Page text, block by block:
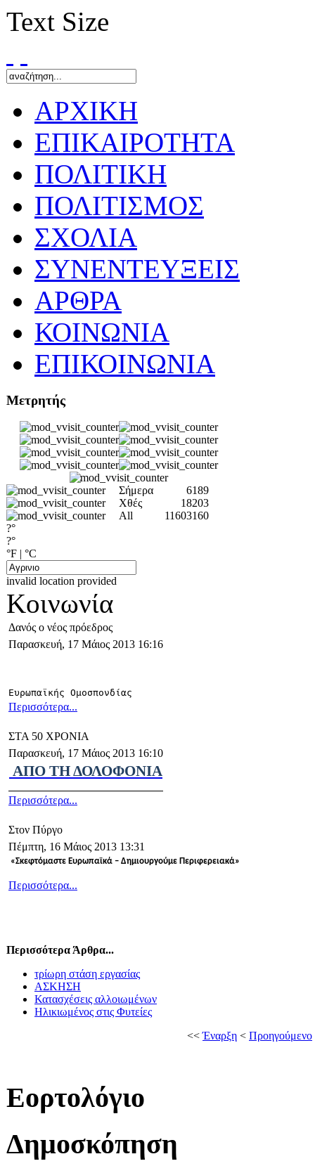
Text Size
ΑΡΧΙΚΗ
ΕΠΙΚΑΙΡΟΤΗΤΑ
ΠΟΛΙΤΙΚΗ
ΠΟΛΙΤΙΣΜΟΣ
ΣΧΟΛΙΑ
ΣΥΝΕΝΤΕΥΞΕΙΣ
ΑΡΘΡΑ
ΚΟΙΝΩΝΙΑ
ΕΠΙΚΟΙΝΩΝΙΑ
Μετρητής
Σήμερα
6189
Χθές
18203
All
11603160
?°
?°
°F | °C
invalid location provided
Κοινωνία
Δανός ο νέος πρόεδρος
Παρασκευή, 17 Μάιος 2013 16:16
Ευρωπαϊκής Ομοσπονδίας
Περισσότερα...
ΣΤΑ 50 ΧΡΟΝΙΑ
Παρασκευή, 17 Μάιος 2013 16:10
ΑΠΟ ΤΗ ΔΟΛΟΦΟΝΙΑ
Περισσότερα...
Στον Πύργο
Πέμπτη, 16 Μάιος 2013 13:31
«Σκεφτόμαστε Ευρωπαϊκά – Δημιουργούμε Περιφερειακά»
Περισσότερα...
Περισσότερα Άρθρα...
τρίωρη στάση εργασίας
ΑΣΚΗΣΗ
Κατασχέσεις αλλοιωμένων
Ηλικιωμένος στις Φυτείες
<<Έναρξη < Προηγούμενο
Εορτολόγιο
Δημοσκόπηση